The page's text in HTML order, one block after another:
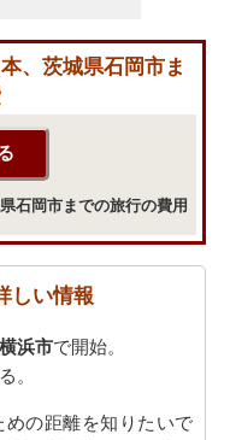
、茨城県石岡市ま
石岡市までの旅行の費用
しい情報
浜市で開始。
。
の距離を知りたいで